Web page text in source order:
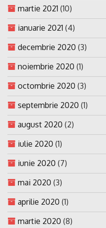
martie 2021 (10)
ianuarie 2021 (4)
decembrie 2020 (3)
noiembrie 2020 (1)
octombrie 2020 (3)
septembrie 2020 (1)
august 2020 (2)
iulie 2020 (1)
iunie 2020 (7)
mai 2020 (3)
aprilie 2020 (1)
martie 2020 (8)